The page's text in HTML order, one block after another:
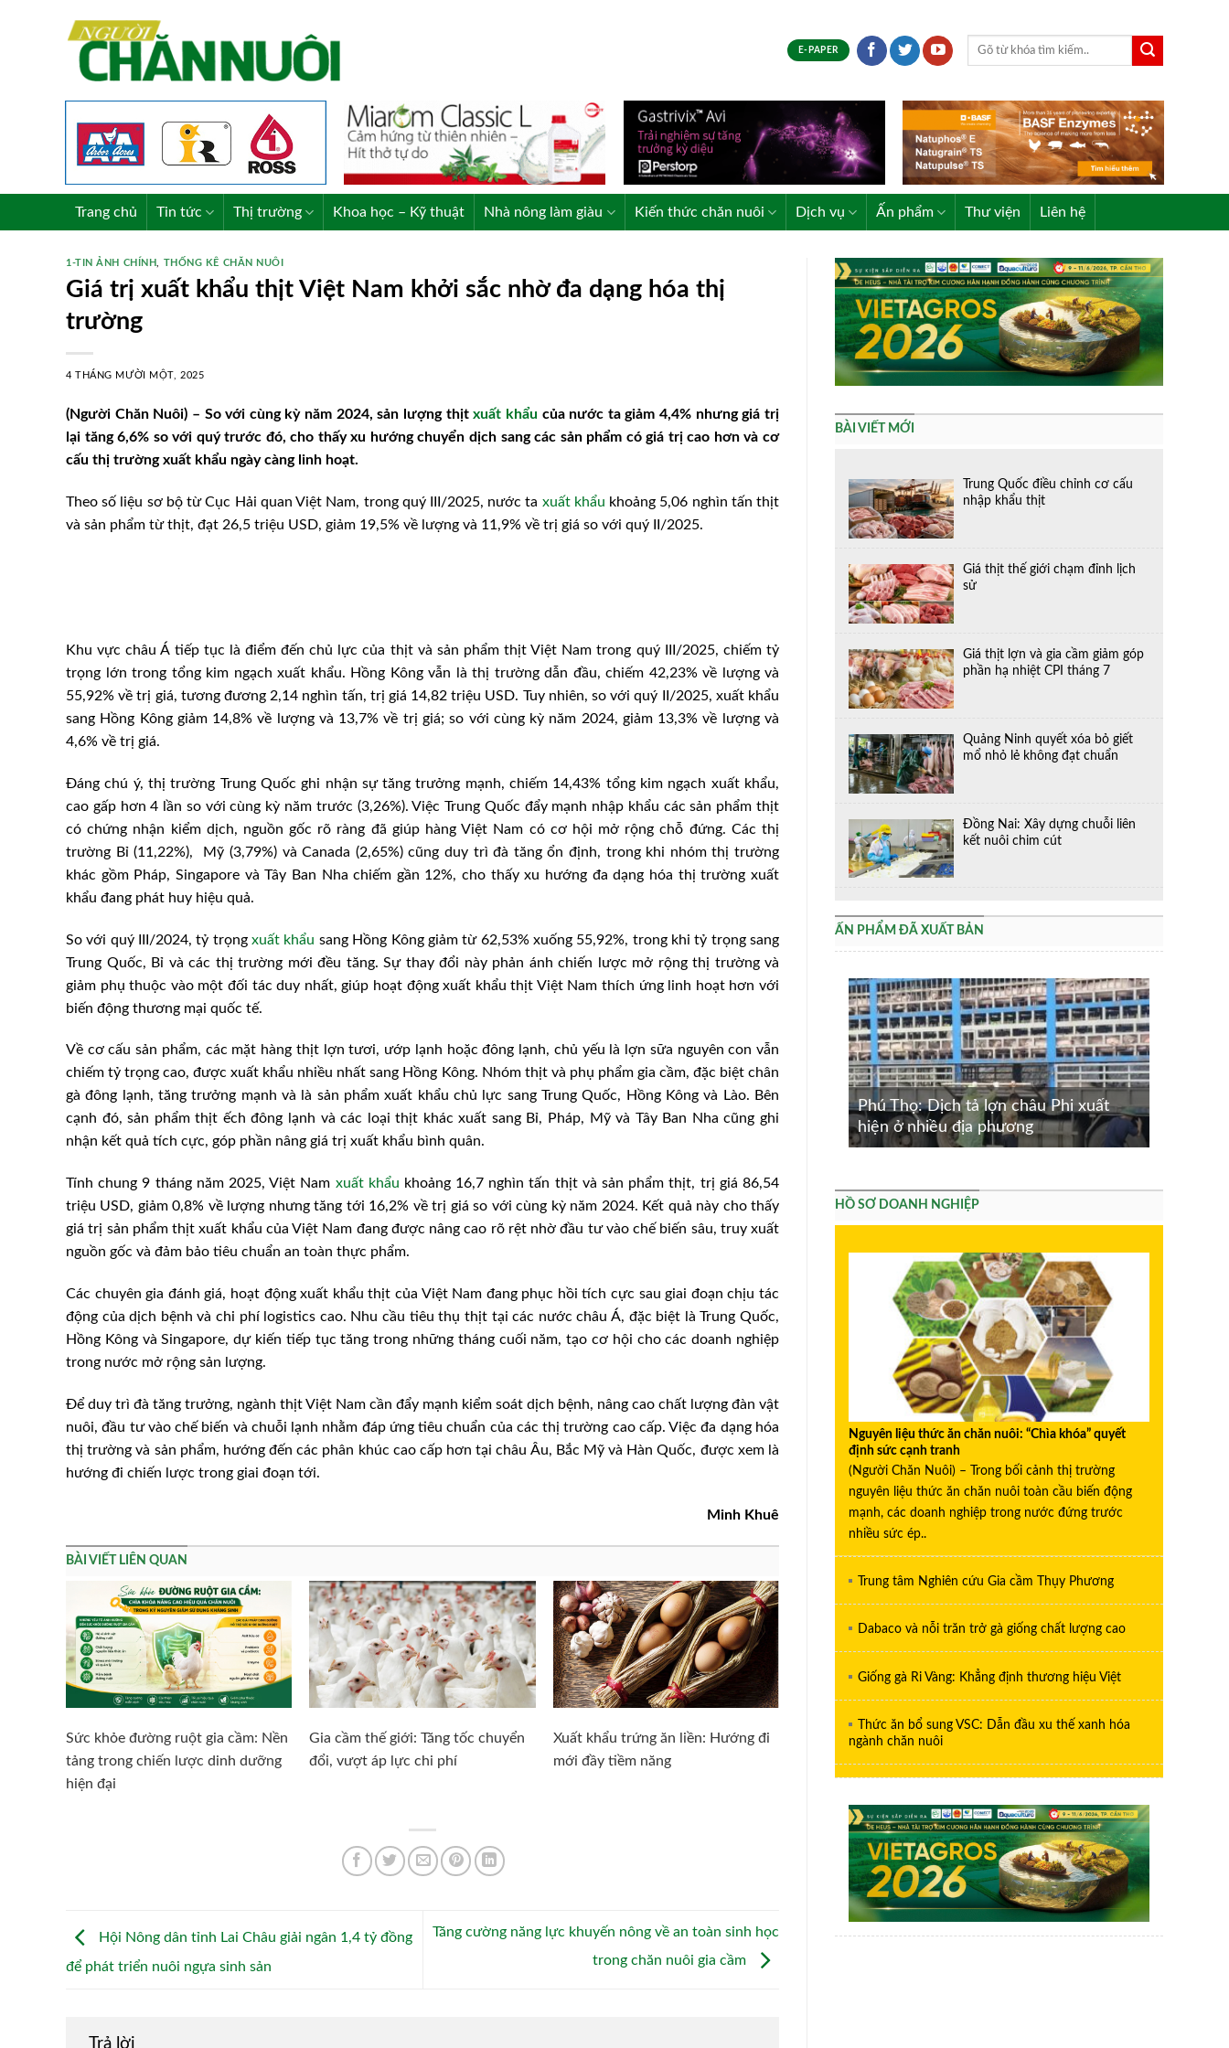
E-PAPER
Trang chủ Tin tức Thị trường Khoa học – Kỹ thuật Nhà nông làm giàu Kiến thức chăn nuôi Dịch vụ Ấn phẩm Thư viện Liên hệ
1-TIN ẢNH CHÍNH, THỐNG KÊ CHĂN NUÔI
Giá trị xuất khẩu thịt Việt Nam khởi sắc nhờ đa dạng hóa thị
trường
4 THÁNG MƯỜI MỘT, 2025
(Người Chăn Nuôi) – So với cùng kỳ năm 2024, sản lượng thịtxuất khẩu của nước ta giảm 4,4% nhưng giá trị
lại tăng 6,6% so với quý trước đó, cho thấy xu hướng chuyển dịch sang các sản phẩm có giá trị cao hơn và cơ
cấu thị trường xuất khẩu ngày càng linh hoạt.
Theo số liệu sơ bộ từ Cục Hải quan Việt Nam, trong quý III/2025, nước ta xuất khẩu khoảng 5,06 nghìn tấn thịt
và sản phẩm từ thịt, đạt 26,5 triệu USD, giảm 19,5% về lượng và 11,9% về trị giá so với quý II/2025.
Khu vực châu Á tiếp tục là điểm đến chủ lực của thịt và sản phẩm thịt Việt Nam trong quý III/2025, chiếm tỷ
trọng lớn trong tổng kim ngạch xuất khẩu. Hồng Kông vẫn là thị trường dẫn đầu, chiếm 42,23% về lượng và
55,92% về trị giá, tương đương 2,14 nghìn tấn, trị giá 14,82 triệu USD. Tuy nhiên, so với quý II/2025, xuất khẩu
sang Hồng Kông giảm 14,8% về lượng và 13,7% về trị giá; so với cùng kỳ năm 2024, giảm 13,3% về lượng và
4,6% về trị giá.
Đáng chú ý, thị trường Trung Quốc ghi nhận sự tăng trưởng mạnh, chiếm 14,43% tổng kim ngạch xuất khẩu,
cao gấp hơn 4 lần so với cùng kỳ năm trước (3,26%). Việc Trung Quốc đẩy mạnh nhập khẩu các sản phẩm thịt
có chứng nhận kiểm dịch, nguồn gốc rõ ràng đã giúp hàng Việt Nam có cơ hội mở rộng chỗ đứng. Các thị
trường Bỉ (11,22%), Mỹ (3,79%) và Canada (2,65%) cũng duy trì đà tăng ổn định, trong khi nhóm thị trường
khác gồm Pháp, Singapore và Tây Ban Nha chiếm gần 12%, cho thấy xu hướng đa dạng hóa thị trường xuất
khẩu đang phát huy hiệu quả.
So với quý III/2024, tỷ trọngxuất khẩu sang Hồng Kông giảm từ 62,53% xuống 55,92%, trong khi tỷ trọng sang
Trung Quốc, Bỉ và các thị trường mới đều tăng. Sự thay đổi này phản ánh chiến lược mở rộng thị trường và
giảm phụ thuộc vào một đối tác duy nhất, giúp hoạt động xuất khẩu thịt Việt Nam thích ứng linh hoạt hơn với
biến động thương mại quốc tế.
Về cơ cấu sản phẩm, các mặt hàng thịt lợn tươi, ướp lạnh hoặc đông lạnh, chủ yếu là lợn sữa nguyên con vẫn
chiếm tỷ trọng cao, được xuất khẩu nhiều nhất sang Hồng Kông. Nhóm thịt và phụ phẩm gia cầm, đặc biệt chân
gà đông lạnh, tăng trưởng mạnh và là sản phẩm xuất khẩu chủ lực sang Trung Quốc, Hồng Kông và Lào. Bên
cạnh đó, sản phẩm thịt ếch đông lạnh và các loại thịt khác xuất sang Bỉ, Pháp, Mỹ và Tây Ban Nha cũng ghi
nhận kết quả tích cực, góp phần nâng giá trị xuất khẩu bình quân.
Tính chung 9 tháng năm 2025, Việt Nam xuất khẩu khoảng 16,7 nghìn tấn thịt và sản phẩm thịt, trị giá 86,54
triệu USD, giảm 0,8% về lượng nhưng tăng tới 16,2% về trị giá so với cùng kỳ năm 2024. Kết quả này cho thấy
giá trị sản phẩm thịt xuất khẩu của Việt Nam đang được nâng cao rõ rệt nhờ đầu tư vào chế biến sâu, truy xuất
nguồn gốc và đảm bảo tiêu chuẩn an toàn thực phẩm.
Các chuyên gia đánh giá, hoạt động xuất khẩu thịt của Việt Nam đang phục hồi tích cực sau giai đoạn chịu tác
động của dịch bệnh và chi phí logistics cao. Nhu cầu tiêu thụ thịt tại các nước châu Á, đặc biệt là Trung Quốc,
Hồng Kông và Singapore, dự kiến tiếp tục tăng trong những tháng cuối năm, tạo cơ hội cho các doanh nghiệp
trong nước mở rộng sản lượng.
Để duy trì đà tăng trưởng, ngành thịt Việt Nam cần đẩy mạnh kiểm soát dịch bệnh, nâng cao chất lượng đàn vật
nuôi, đầu tư vào chế biến và chuỗi lạnh nhằm đáp ứng tiêu chuẩn của các thị trường cao cấp. Việc đa dạng hóa
thị trường và sản phẩm, hướng đến các phân khúc cao cấp hơn tại châu Âu, Bắc Mỹ và Hàn Quốc, được xem là
hướng đi chiến lược trong giai đoạn tới.
Minh Khuê
BÀI VIẾT LIÊN QUAN
Sức khỏe đường ruột gia cầm: Nền
tảng trong chiến lược dinh dưỡng
hiện đại
Gia cầm thế giới: Tăng tốc chuyển
đổi, vượt áp lực chi phí
Xuất khẩu trứng ăn liền: Hướng đi
mới đầy tiềm năng
Hội Nông dân tỉnh Lai Châu giải ngân 1,4 tỷ đồng
để phát triển nuôi ngựa sinh sản
Tăng cường năng lực khuyến nông về an toàn sinh học
trong chăn nuôi gia cầm
Trả lời
BÀI VIẾT MỚI
Trung Quốc điều chỉnh cơ cấu
nhập khẩu thịt
Giá thịt thế giới chạm đỉnh lịch
sử
Giá thịt lợn và gia cầm giảm góp
phần hạ nhiệt CPI tháng 7
Quảng Ninh quyết xóa bỏ giết
mổ nhỏ lẻ không đạt chuẩn
Đồng Nai: Xây dựng chuỗi liên
kết nuôi chim cút
ẤN PHẨM ĐÃ XUẤT BẢN
Phú Thọ: Dịch tả lợn châu Phi xuất
hiện ở nhiều địa phương
nuôi (giá tại trại) cả
Giá heo hơi hôm nay 29/6: Giảm nhẹ
thêm 1.000 đ/kg
Hợp tác Dabaco – CC1: Động lực mới
cho nông nghiệp xanh và hạ tầng chăn
nuôi công nghệ cao
HỒ SƠ DOANH NGHIỆP
Nguyên liệu thức ăn chăn nuôi: “Chìa khóa” quyết
định sức cạnh tranh
(Người Chăn Nuôi) – Trong bối cảnh thị trường
nguyên liệu thức ăn chăn nuôi toàn cầu biến động
mạnh, các doanh nghiệp trong nước đứng trước
nhiều sức ép..
Trung tâm Nghiên cứu Gia cầm Thụy Phương
Dabaco và nỗi trăn trở gà giống chất lượng cao
Giống gà Ri Vàng: Khẳng định thương hiệu Việt
Thức ăn bổ sung VSC: Dẫn đầu xu thế xanh hóa
ngành chăn nuôi